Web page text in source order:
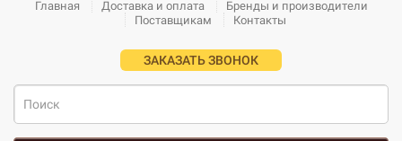
Главная Доставка и оплата
Бренды и производители
Поставщикам
Контакты
ЗАКАЗАТЬ ЗВОНОК